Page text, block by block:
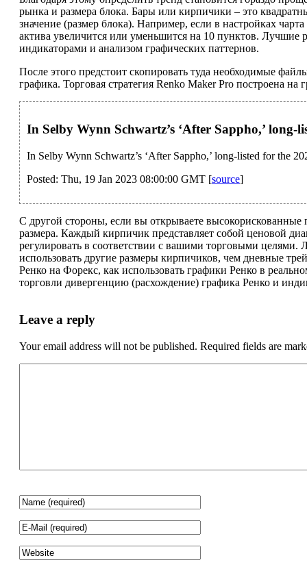
рынка и размера блока. Бары или кирпичики – это
значение (размер блока). Например, если в настройках
актива увеличится или уменьшится на 10 пунктов. Лучшие
индикаторами и анализом графических паттернов.
После этого предстоит скопировать туда необходимые
графика. Торговая стратегия Renko Maker Pro построена на
In Selby Wynn Schwartz’s ‘After Sappho,’
In Selby Wynn Schwartz’s ‘After Sappho,’ long-listed for the
Posted: Thu, 19 Jan 2023 08:00:00 GMT [source]
С другой стороны, если вы открываете
размера. Каждый кирпичик представляет собой ценовой
регулировать в соответствии с вашими торговыми
использовать другие размеры кирпичиков, чем дневные
Ренко на Форекс, как использовать графики Ренко в
торговли дивергенцию (расхождение) графика Ренко и
Leave a reply
Your email address will not be published. Required fields are